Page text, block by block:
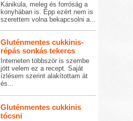
Kánikula, meleg és forróság a
konyhában is. Épp ezért nem is
szerettem volna bekapcsolni a...
Gluténmentes cukkinis-
répás sonkás tekercs
Interneten többször is szembe
jött velem ez a recept. Saját
ízlésem szerint alakítottam át
és...
Gluténmentes cukkinis
tócsni